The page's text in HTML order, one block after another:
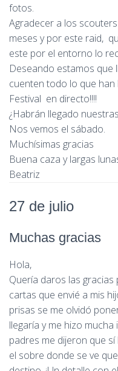
fotos.
Agradecer a los
meses y por este raid,
este por el entorno lo
Deseando estamos que
cuenten todo lo que
Festival en directo!!!!
¿Habrán llegado
Nos vemos el sábado.
Muchísimas gracias
Buena caza y largas
Beatriz
27 de julio
Muchas gracias
Hola,
Quería daros las
cartas que envié a mis
prisas se me olvidó
llegaría y me hizo
padres me dijeron que
el sobre donde se ve